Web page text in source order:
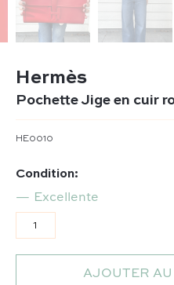
Hermès
Pochette Jige en cuir
HE0010
Condition:
Excellente
quantité de Pochette
AJOUTER AU